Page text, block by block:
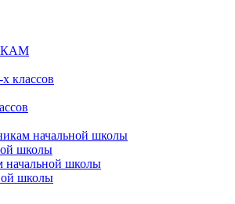
классов
начальной школы
школы
начальной школы
школы